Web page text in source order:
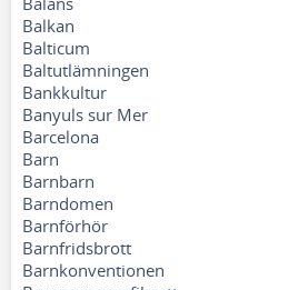
Balkan
Balticum
Baltutlämningen
Bankkultur
Banyuls sur Mer
Barcelona
Barn
Barnbarn
Barndomen
Barnförhör
Barnfridsbrott
Barnkonventionen